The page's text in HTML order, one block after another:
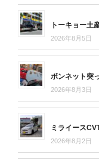
トーキョー土
2026年8月5日
ボンネット突
2026年8月3日
ミライース
2026年8月2日